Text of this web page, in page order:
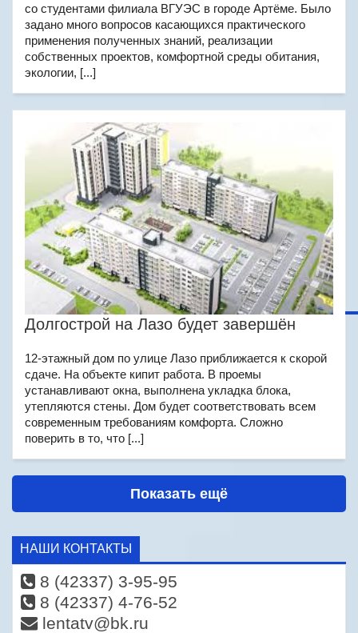
со студентами филиала ВГУЭС в городе Артёме. Было
задано много вопросов касающихся практического
применения полученных знаний, реализации
собственных проектов, комфортной среды обитания,
экологии, [...]
Долгострой на Лазо будет завершён
12-этажный дом по улице Лазо приближается к скорой
сдаче. На объекте кипит работа. В проемы
устанавливают окна, выполнена укладка блока,
утепляются стены. Дом будет соответствовать всем
современным требованиям комфорта. Сложно
поверить в то, что [...]
Показать ещё
НАШИ КОНТАКТЫ
8 (42337) 3-95-95
8 (42337) 4-76-52
lentatv@bk.ru